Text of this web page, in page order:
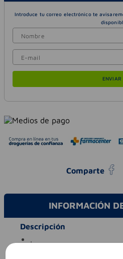
ENVIAR
Comparte
INFORMACIÓN
Descripción
.